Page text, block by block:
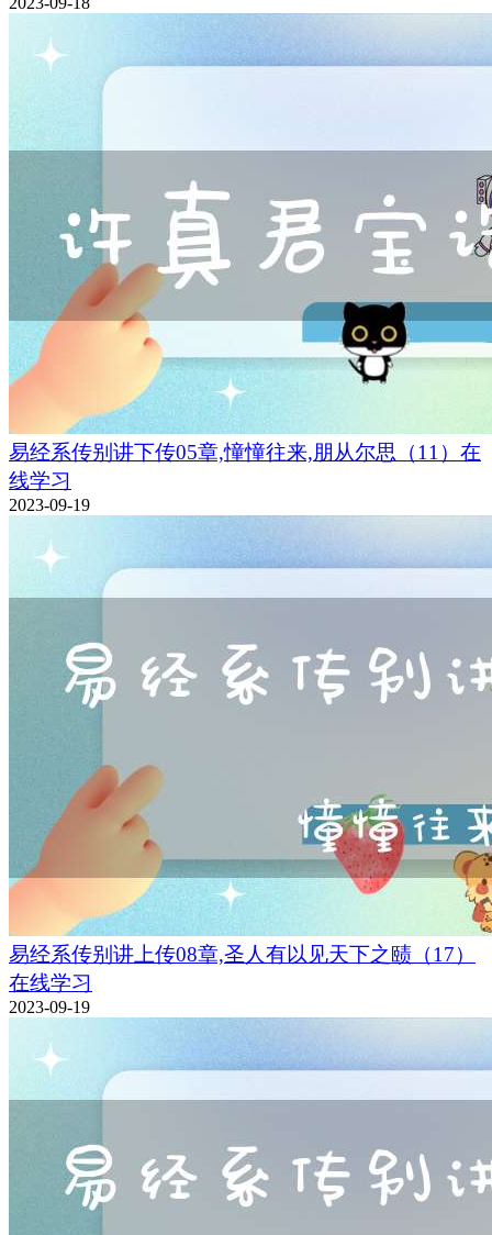
易经系传别讲下传05章,憧憧往来,朋从尔思（11）在
线学习
2023-09-19
易经系传别讲上传08章,圣人有以见天下之赜（17）
在线学习
2023-09-19